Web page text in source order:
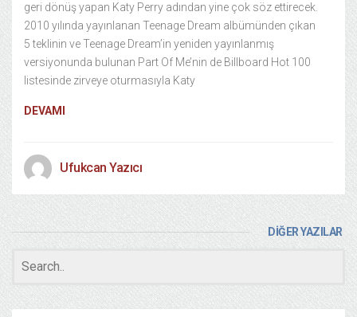
geri dönüş yapan Katy Perry adından yine çok söz ettirecek.
2010 yılında yayınlanan Teenage Dream albümünden çıkan
5 teklinin ve Teenage Dream’in yeniden yayınlanmış
versiyonunda bulunan Part Of Me’nin de Billboard Hot 100
listesinde zirveye oturmasıyla Katy
DEVAMI
Ufukcan Yazıcı
DİĞER YAZILAR